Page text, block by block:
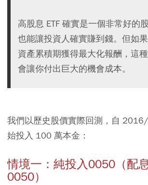
高股息 ETF 確實是一個非常好的
也能讓投資人確實賺到錢。但如
資產累積期獲得最大化報酬，這
會讓你付出巨大的機會成本。
我們以歷史股價實際回測，自
始投入 100 萬本金：
情境一：純投入0050（配
0050）